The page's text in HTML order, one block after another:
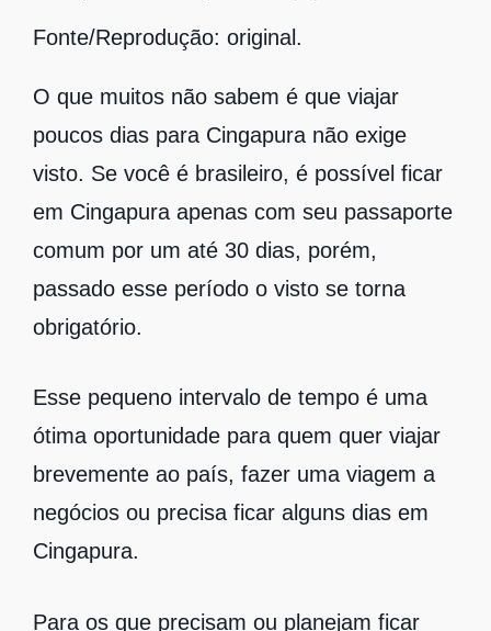
Fonte/Reprodução: original.
O que muitos não sabem é que viajar
poucos dias para Cingapura não exige
visto. Se você é brasileiro, é possível ficar
em Cingapura apenas com seu passaporte
comum por um até 30 dias, porém,
passado esse período o visto se torna
obrigatório.
Esse pequeno intervalo de tempo é uma
ótima oportunidade para quem quer viajar
brevemente ao país, fazer uma viagem a
negócios ou precisa ficar alguns dias em
Cingapura.
Para os que precisam ou planejam ficar